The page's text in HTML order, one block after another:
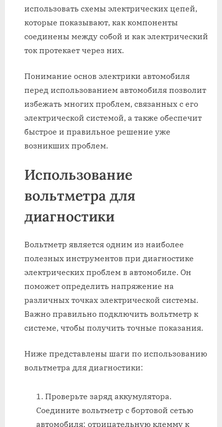
использовать схемы электрических цепей,
которые показывают, как компоненты
соединены между собой и как электрический
ток протекает через них.
Понимание основ электрики автомобиля
перед использованием автомобиля позволит
избежать многих проблем, связанных с его
электрической системой, а также обеспечит
быстрое и правильное решение уже
возникших проблем.
Использование
вольтметра для
диагностики
Вольтметр является одним из наиболее
полезных инструментов при диагностике
электрических проблем в автомобиле. Он
поможет определить напряжение на
различных точках электрической системы.
Важно правильно подключить вольтметр к
системе, чтобы получить точные показания.
Ниже представлены шаги по использованию
вольтметра для диагностики:
Проверьте заряд аккумулятора.
Соедините вольтметр с бортовой сетью
автомобиля: отрицательную клемму к